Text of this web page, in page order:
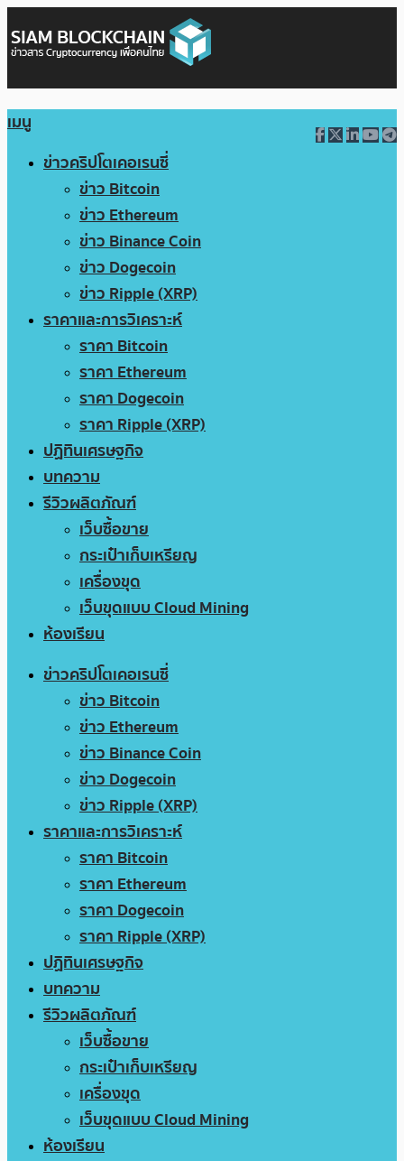
เมนู
ข่าวคริปโตเคอเรนซี่
ข่าว Bitcoin
ข่าว Ethereum
ข่าว Binance Coin
ข่าว Dogecoin
ข่าว Ripple (XRP)
ราคาและการวิเคราะห์
ราคา Bitcoin
ราคา Ethereum
ราคา Dogecoin
ราคา Ripple (XRP)
ปฏิทินเศรษฐกิจ
บทความ
รีวิวผลิตภัณฑ์
เว็บซื้อขาย
กระเป๋าเก็บเหรียญ
เครื่องขุด
เว็บขุดแบบ Cloud Mining
ห้องเรียน
ข่าวคริปโตเคอเรนซี่
ข่าว Bitcoin
ข่าว Ethereum
ข่าว Binance Coin
ข่าว Dogecoin
ข่าว Ripple (XRP)
ราคาและการวิเคราะห์
ราคา Bitcoin
ราคา Ethereum
ราคา Dogecoin
ราคา Ripple (XRP)
ปฏิทินเศรษฐกิจ
บทความ
รีวิวผลิตภัณฑ์
เว็บซื้อขาย
กระเป๋าเก็บเหรียญ
เครื่องขุด
เว็บขุดแบบ Cloud Mining
ห้องเรียน